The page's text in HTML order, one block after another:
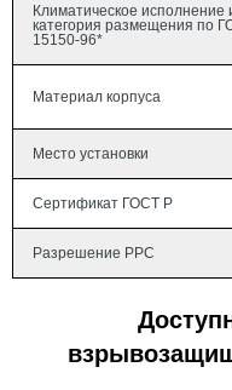
Климатическое исполнение
категория размещения по
15150-96*
Материал корпуса
Место установки
Сертификат ГОСТ Р
Разрешение РРС